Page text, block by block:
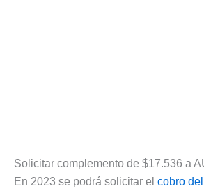
Solicitar complemento de $17.536 a
En 2023 se podrá solicitar el cobro